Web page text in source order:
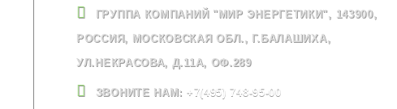
ГРУППА КОМПАНИЙ "МИР ЭНЕРГЕТИКИ", 143900,
РОССИЯ, МОСКОВСКАЯ ОБЛ., Г.БАЛАШИХА,
УЛ.НЕКРАСОВА, Д.11А, ОФ.289
ЗВОНИТЕ НАМ: +7(495) 748-95-00